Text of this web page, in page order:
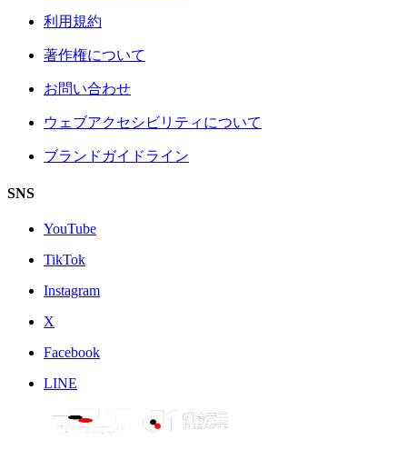
利用規約
著作権について
お問い合わせ
ウェブアクセシビリティについて
ブランドガイドライン
SNS
YouTube
TikTok
Instagram
X
Facebook
LINE